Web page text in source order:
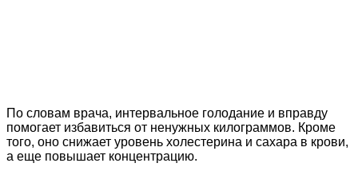
По словам врача, интервальное голодание и вправду
помогает избавиться от ненужных килограммов. Кроме
того, оно снижает уровень холестерина и сахара в крови,
а еще повышает концентрацию.